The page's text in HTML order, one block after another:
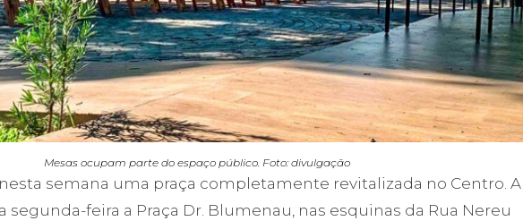
Mesas ocupam parte do espaço público. Foto: divulgação
semana uma praça completamente revitalizada no Centro. A
segunda-feira a Praça Dr. Blumenau, nas esquinas da Rua Nereu